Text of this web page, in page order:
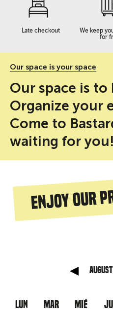
Late checkout
We keep
for
Our space is your space
Our space is to
Organize your
Come to
waiting for
Enjoy our
LUN MAR MIÉ